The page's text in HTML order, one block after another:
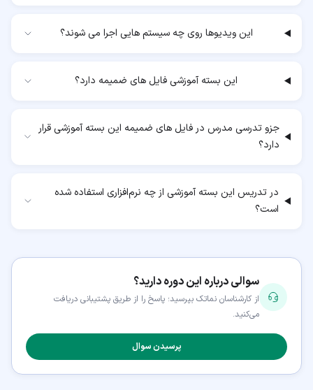
این ویدیوها روی چه سیستم هایی اجرا می شوند؟
این بسته آموزشی فایل های ضمیمه دارد؟
جزو تدرسی مدرس در فایل های ضمیمه این بسته آموزشی قرار
دارد؟
در تدریس این بسته آموزشی از چه نرم‌افزاری استفاده شده
است؟
سوالی درباره این دوره دارید؟
از کارشناسان نماتک بپرسید؛ پاسخ را از طریق پشتیبانی دریافت
می‌کنید.
پرسیدن سوال